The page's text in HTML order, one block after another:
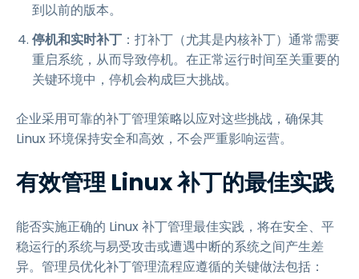
到以前的版本。
停机和实时补丁 ：打补丁（尤其是内核补丁）通常需要
重启系统，从而导致停机。在正常运行时间至关重要的
关键环境中，停机会构成巨大挑战。
企业采用可靠的补丁管理策略以应对这些挑战，确保其
Linux 环境保持安全和高效，不会严重影响运营。
有效管理 Linux 补丁的最佳实践
能否实施正确的 Linux 补丁管理最佳实践，将在安全、平
稳运行的系统与易受攻击或遭遇中断的系统之间产生差
异。管理员优化补丁管理流程应遵循的关键做法包括：